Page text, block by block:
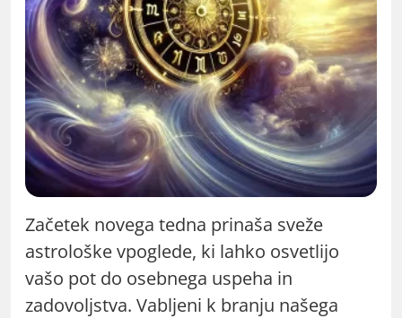
Začetek novega tedna prinaša sveže
astrološke vpoglede, ki lahko osvetlijo
vašo pot do osebnega uspeha in
zadovoljstva. Vabljeni k branju našega